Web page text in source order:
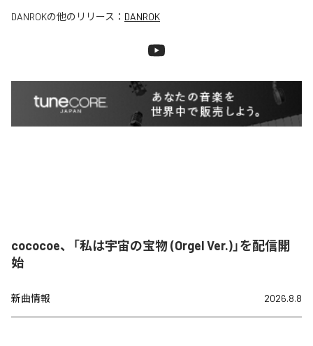
DANROKの他のリリース： DANROK
cococoe、「私は宇宙の宝物 (Orgel Ver.)」を配信開
始
新曲情報 2026.8.8